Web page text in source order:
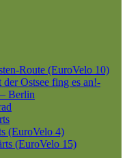
Route (EuroVelo 10)
Ostsee fing es an!-
Berlin
(EuroVelo 4)
(EuroVelo 15)